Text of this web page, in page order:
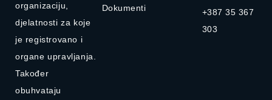
organizaciju,
djelatnosti za koje
je registrovano i
organe upravljanja.
Također
obuhvataju
Dokumenti
+387 35 367
303